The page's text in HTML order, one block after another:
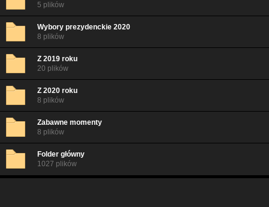
5 plików
Wybory prezydenckie 2020
8 plików
Z 2019 roku
20 plików
Z 2020 roku
8 plików
Zabawne momenty
8 plików
Folder główny
1027 plików